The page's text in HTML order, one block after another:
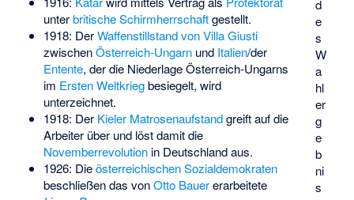
d
e
s
W
a
hl
er
g
e
b
ni
s
unterbritische Schirmherrschaftgestellt.
1918: DerWaffenstillstand von Villa Giusti
zwischenÖsterreich-Ungarnund Italien/der
Entente, der die Niederlage Österreich-Ungarns
im Ersten Weltkriegbesiegelt, wird
unterzeichnet.
1918: Der Kieler Matrosenaufstandgreift auf die
Arbeiter über und löst damit die
Novemberrevolutionin Deutschland aus.
1926: Dieösterreichischen Sozialdemokraten
beschließen das vonOtto Bauererarbeitete